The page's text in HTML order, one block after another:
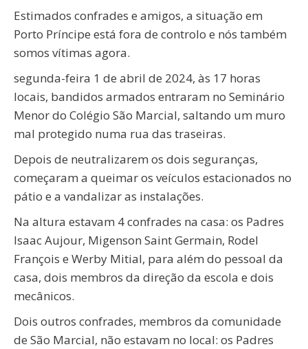
Estimados confrades e amigos, a situação em
Porto Príncipe está fora de controlo e nós também
somos vítimas agora.
segunda-feira 1 de abril de 2024, às 17 horas
locais, bandidos armados entraram no Seminário
Menor do Colégio São Marcial, saltando um muro
mal protegido numa rua das traseiras.
Depois de neutralizarem os dois seguranças,
começaram a queimar os veículos estacionados no
pátio e a vandalizar as instalações.
Na altura estavam 4 confrades na casa: os Padres
Isaac Aujour, Migenson Saint Germain, Rodel
François e Werby Mitial, para além do pessoal da
casa, dois membros da direção da escola e dois
mecânicos.
Dois outros confrades, membros da comunidade
de São Marcial, não estavam no local: os Padres